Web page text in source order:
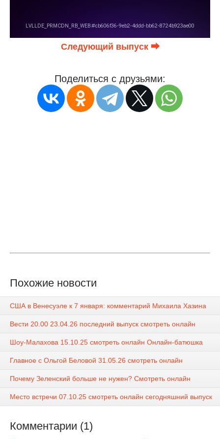
Следующий выпуск ⮕
Поделиться с друзьями:
Похожие новости
США в Венесуэле к 7 января: комментарий Михаила Хазина
Вести 20.00 23.04.26 последний выпуск смотреть онлайн
Шоу-Малахова 15.10.25 смотреть онлайн Онлайн-батюшка
Главное с Ольгой Беловой 31.05.26 смотреть онлайн
Почему Зеленский больше не нужен? Смотреть онлайн
Место встречи 07.10.25 смотреть онлайн сегодняшний выпуск
Комментарии (1)